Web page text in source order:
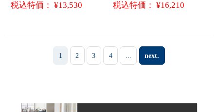
税込特価： ¥13,530 税込特価： ¥16,210
1 2 3 4 ... next.